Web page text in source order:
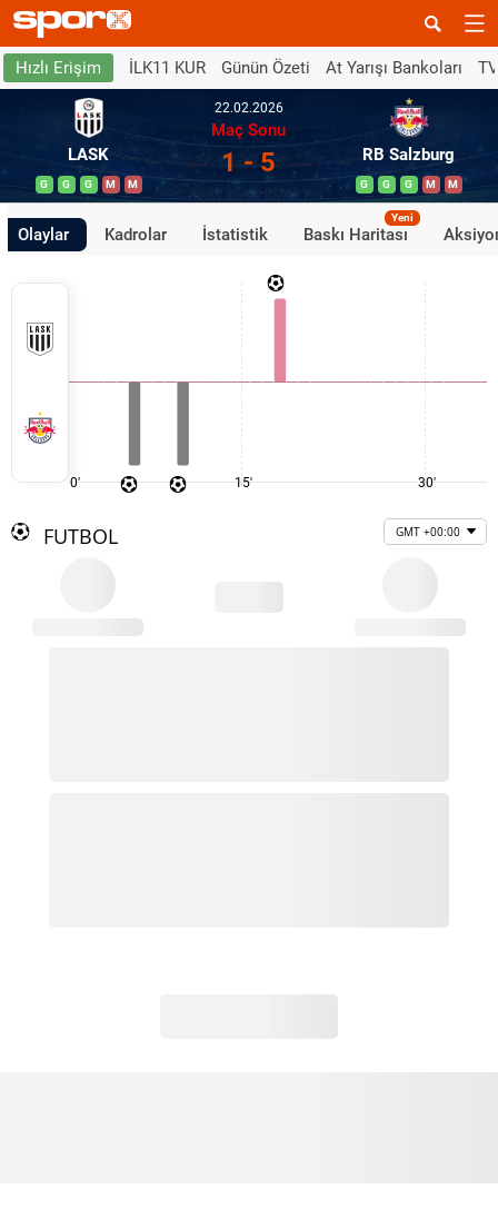
Hızlı Erişim İLK11 KUR Günün Özeti At Yarışı Bankoları
LASK
G G G M M
22.02.2026
Maç Sonu
1 - 5 RB Salzburg
G G G M M
Olaylar Kadrolar İstatistik Baskı Haritası
Yeni
0' 15' 30'
FUTBOL GMT +00:00